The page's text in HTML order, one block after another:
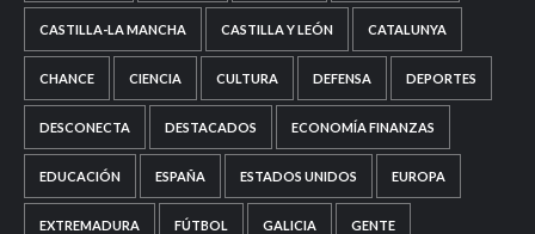
CASTILLA-LA MANCHA CASTILLA Y LEÓN CATALUNYA
CHANCE CIENCIA CULTURA DEFENSA DEPORTES
DESCONECTA DESTACADOS ECONOMÍA FINANZAS
EDUCACIÓN ESPAÑA ESTADOS UNIDOS EUROPA
EXTREMADURA FÚTBOL GALICIA GENTE